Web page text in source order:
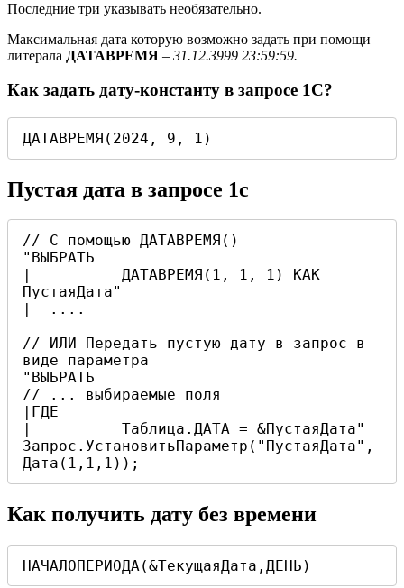
Последние три указывать необязательно.
Максимальная дата которую возможно задать при помощи
литерала ДАТАВРЕМЯ – 31.12.3999 23:59:59.
Как задать дату-константу в запросе 1С?
ДАТАВРЕМЯ(2024, 9, 1)
Пустая дата в запросе 1с
// С помощью ДАТАВРЕМЯ()
"ВЫБРАТЬ
|          ДАТАВРЕМЯ(1, 1, 1) КАК
ПустаяДата"
|  ....
// ИЛИ Передать пустую дату в запрос в
виде параметра
"ВЫБРАТЬ
// ... выбираемые поля
|ГДЕ
|          Таблица.ДАТА = &ПустаяДата"
Запрос.УстановитьПараметр("ПустаяДата",
Дата(1,1,1));
Как получить дату без времени
НАЧАЛОПЕРИОДА(&ТекущаяДата,ДЕНЬ)